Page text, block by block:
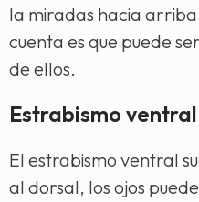
la miradas hacia
cuenta es que puede
de ellos.
Estrabismo ventral
El estrabismo ventral
al dorsal, los ojos